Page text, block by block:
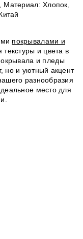
Материал: Хлопок,
покрывалами и
и цвета в
и пледы
но и уютный акцент
разнообразия
место для